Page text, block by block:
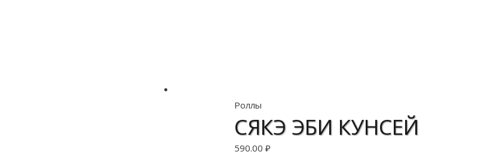
Роллы
СЯКЭ ЭБИ КУНСЕЙ
590.00₽